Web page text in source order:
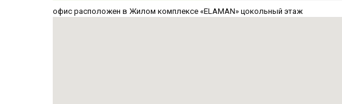
офис расположен в Жилом комплексе «ELAMAN» цокольный этаж